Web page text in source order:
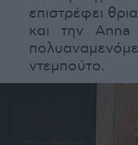
επιστρέφει
και την
ντεμπούτο.